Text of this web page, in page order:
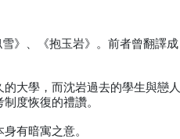
》、《抱玉岩》。前者曾翻譯成
大學，而沈岩過去的學生與戀人
度恢復的禮讚。
有暗寓之意。